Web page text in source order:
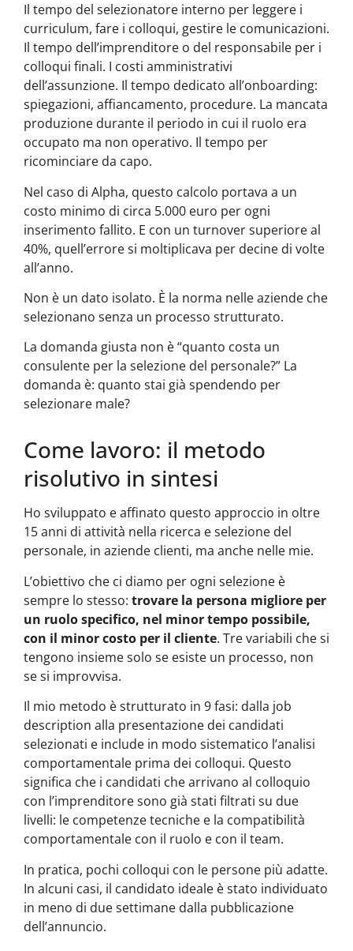
Il tempo del selezionatore interno per leggere i
curriculum, fare i colloqui, gestire le comunicazioni.
Il tempo dell’imprenditore o del responsabile per i
colloqui finali. I costi amministrativi
dell’assunzione. Il tempo dedicato all’onboarding:
spiegazioni, affiancamento, procedure. La mancata
produzione durante il periodo in cui il ruolo era
occupato ma non operativo. Il tempo per
ricominciare da capo.
Nel caso di Alpha, questo calcolo portava a un
costo minimo di circa 5.000 euro per ogni
inserimento fallito. E con un turnover superiore al
40%, quell’errore si moltiplicava per decine di volte
all’anno.
Non è un dato isolato. È la norma nelle aziende che
selezionano senza un processo strutturato.
La domanda giusta non è “quanto costa un
consulente per la selezione del personale?” La
domanda è: quanto stai già spendendo per
selezionare male?
Come lavoro: il metodo
risolutivo in sintesi
Ho sviluppato e affinato questo approccio in oltre
15 anni di attività nella ricerca e selezione del
personale, in aziende clienti, ma anche nelle mie.
L’obiettivo che ci diamo per ogni selezione è
sempre lo stesso: trovare la persona migliore per
un ruolo specifico, nel minor tempo possibile,
con il minor costo per il cliente. Tre variabili che si
tengono insieme solo se esiste un processo, non
se si improvvisa.
Il mio metodo è strutturato in 9 fasi: dalla job
description alla presentazione dei candidati
selezionati e include in modo sistematico l’analisi
comportamentale prima dei colloqui. Questo
significa che i candidati che arrivano al colloquio
con l’imprenditore sono già stati filtrati su due
livelli: le competenze tecniche e la compatibilità
comportamentale con il ruolo e con il team.
In pratica, pochi colloqui con le persone più adatte.
In alcuni casi, il candidato ideale è stato individuato
in meno di due settimane dalla pubblicazione
dell’annuncio.